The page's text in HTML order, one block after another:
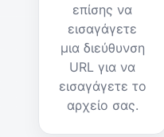
επίσης να
εισαγάγετε
μια διεύθυνση
URL για να
εισαγάγετε το
αρχείο σας.